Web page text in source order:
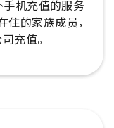
机充值的服务
住的家族成员，
充值。